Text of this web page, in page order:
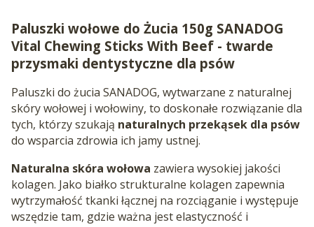
Paluszki wołowe do Żucia 150g SANADOG
Vital Chewing Sticks With Beef - twarde
przysmaki dentystyczne dla psów
Paluszki do żucia SANADOG, wytwarzane z naturalnej
skóry wołowej i wołowiny, to doskonałe rozwiązanie dla
tych, którzy szukają naturalnych przekąsek dla psów
do wsparcia zdrowia ich jamy ustnej.
Naturalna skóra wołowa zawiera wysokiej jakości
kolagen. Jako białko strukturalne kolagen zapewnia
wytrzymałość tkanki łącznej na rozciąganie i występuje
wszędzie tam, gdzie ważna jest elastyczność i